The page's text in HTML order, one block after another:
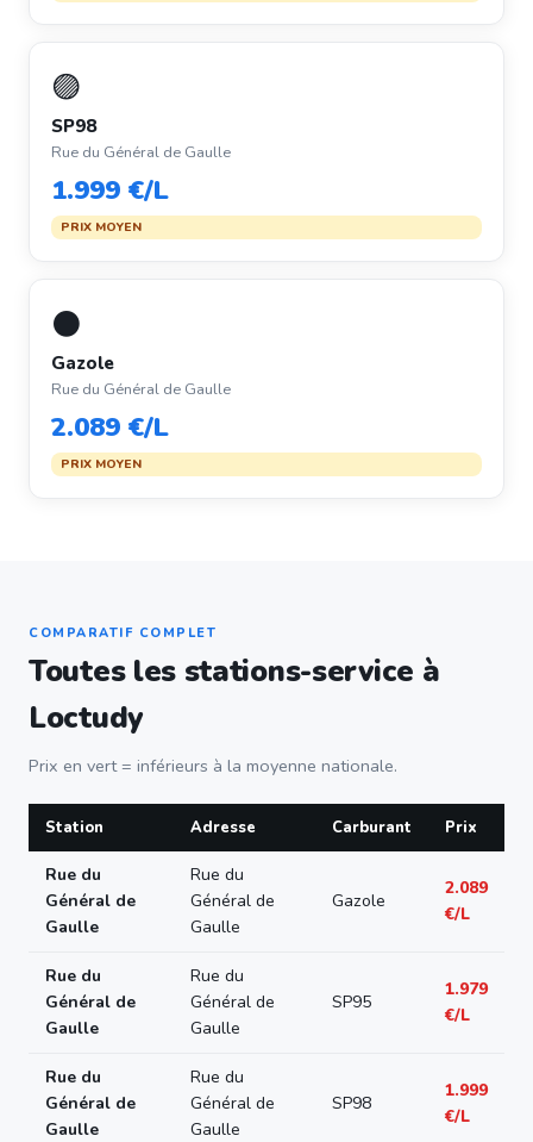
🟣
SP98
Rue du Général de Gaulle
1.999 €/L
PRIX MOYEN
⚫
Gazole
Rue du Général de Gaulle
2.089 €/L
PRIX MOYEN
COMPARATIF COMPLET
Toutes les stations-service à
Loctudy
Prix en vert = inférieurs à la moyenne nationale.
Station Adresse Carburant Prix
Rue du
Général de
Gaulle
Rue du
Général de
Gaulle
Gazole
2.089
€/L
Rue du
Général de
Gaulle
Rue du
Général de
Gaulle
SP95
1.979
€/L
Rue du
Général de
Gaulle
Rue du
Général de
Gaulle
SP98
1.999
€/L